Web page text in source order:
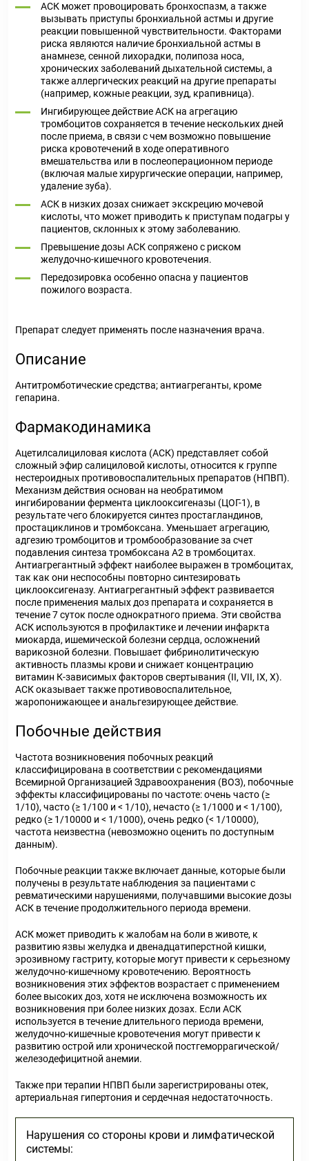
АСК может провоцировать бронхоспазм, а также
вызывать приступы бронхиальной астмы и другие
реакции повышенной чувствительности. Факторами
риска являются наличие бронхиальной астмы в
анамнезе, сенной лихорадки, полипоза носа,
хронических заболеваний дыхательной системы, а
также аллергических реакций на другие препараты
(например, кожные реакции, зуд, крапивница).
Ингибирующее действие АСК на агрегацию
тромбоцитов сохраняется в течение нескольких дней
после приема, в связи с чем возможно повышение
риска кровотечений в ходе оперативного
вмешательства или в послеоперационном периоде
(включая малые хирургические операции, например,
удаление зуба).
АСК в низких дозах снижает экскрецию мочевой
кислоты, что может приводить к приступам подагры у
пациентов, склонных к этому заболеванию.
Превышение дозы АСК сопряжено с риском
желудочно-кишечного кровотечения.
Передозировка особенно опасна у пациентов
пожилого возраста.
Препарат следует применять после назначения врача.
Описание
Антитромботические средства; антиагреганты, кроме
гепарина.
Фармакодинамика
Ацетилсалициловая кислота (АСК) представляет собой
сложный эфир салициловой кислоты, относится к группе
нестероидных противовоспалительных препаратов (НПВП).
Механизм действия основан на необратимом
ингибировании фермента циклооксигеназы (ЦОГ-1), в
результате чего блокируется синтез простагландинов,
простациклинов и тромбоксана. Уменьшает агрегацию,
адгезию тромбоцитов и тромбообразование за счет
подавления синтеза тромбоксана А2 в тромбоцитах.
Антиагрегантный эффект наиболее выражен в тромбоцитах,
так как они неспособны повторно синтезировать
циклооксигеназу. Антиагрегантный эффект развивается
после применения малых доз препарата и сохраняется в
течение 7 суток после однократного приема. Эти свойства
АСК используются в профилактике и лечении инфаркта
миокарда, ишемической болезни сердца, осложнений
варикозной болезни. Повышает фибринолитическую
активность плазмы крови и снижает концентрацию
витамин К-зависимых факторов свертывания (II, VII, IX, X).
АСК оказывает также противовоспалительное,
жаропонижающее и анальгезирующее действие.
Побочные действия
Частота возникновения побочных реакций
классифицирована в соответствии с рекомендациями
Всемирной Организацией Здравоохранения (ВОЗ), побочные
эффекты классифицированы по частоте: очень часто (≥
1/10), часто (≥ 1/100 и < 1/10), нечасто (≥ 1/1000 и < 1/100),
редко (≥ 1/10000 и < 1/1000), очень редко (< 1/10000),
частота неизвестна (невозможно оценить по доступным
данным).
Побочные реакции также включает данные, которые были
получены в результате наблюдения за пациентами с
ревматическими нарушениями, получавшими высокие дозы
АСК в течение продолжительного периода времени.
АСК может приводить к жалобам на боли в животе, к
развитию язвы желудка и двенадцатиперстной кишки,
эрозивному гастриту, которые могут привести к серьезному
желудочно-кишечному кровотечению. Вероятность
возникновения этих эффектов возрастает с применением
более высоких доз, хотя не исключена возможность их
возникновения при более низких дозах. Если АСК
используется в течение длительного периода времени,
желудочно-кишечные кровотечения могут привести к
развитию острой или хронической постгеморрагической/
железодефицитной анемии.
Также при терапии НПВП были зарегистрированы отек,
артериальная гипертония и сердечная недостаточность.
Нарушения со стороны крови и лимфатической
системы: